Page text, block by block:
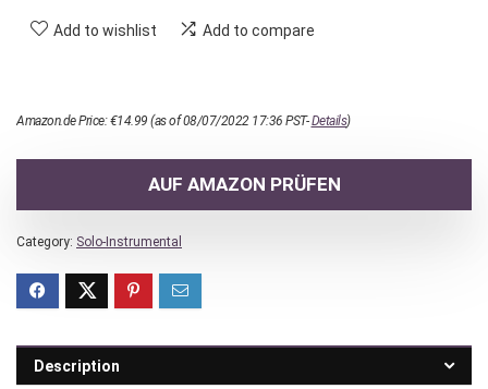
Add to wishlist Add to compare
Amazon.de Price:€14.99 (as of 08/07/2022 17:36 PST-Details)
AUF AMAZON PRÜFEN
Category: Solo-Instrumental
Description